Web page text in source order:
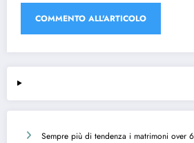
Sempre più di tendenza i matrimoni over